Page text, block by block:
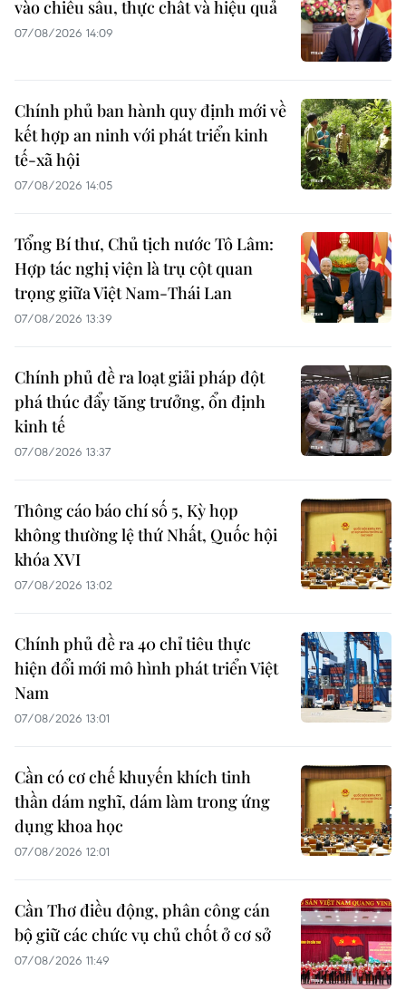
vào chiều sâu, thực chất và hiệu quả
07/08/2026 14:09
Chính phủ ban hành quy định mới về
kết hợp an ninh với phát triển kinh
tế-xã hội
07/08/2026 14:05
Tổng Bí thư, Chủ tịch nước Tô Lâm:
Hợp tác nghị viện là trụ cột quan
trọng giữa Việt Nam-Thái Lan
07/08/2026 13:39
Chính phủ đề ra loạt giải pháp đột
phá thúc đẩy tăng trưởng, ổn định
kinh tế
07/08/2026 13:37
Thông cáo báo chí số 5, Kỳ họp
không thường lệ thứ Nhất, Quốc hội
khóa XVI
07/08/2026 13:02
Chính phủ đề ra 40 chỉ tiêu thực
hiện đổi mới mô hình phát triển Việt
Nam
07/08/2026 13:01
Cần có cơ chế khuyến khích tinh
thần dám nghĩ, dám làm trong ứng
dụng khoa học
07/08/2026 12:01
Cần Thơ điều động, phân công cán
bộ giữ các chức vụ chủ chốt ở cơ sở
07/08/2026 11:49